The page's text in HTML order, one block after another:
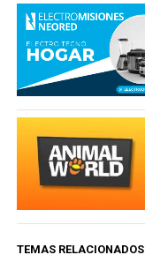
TEMAS RELACIONADOS